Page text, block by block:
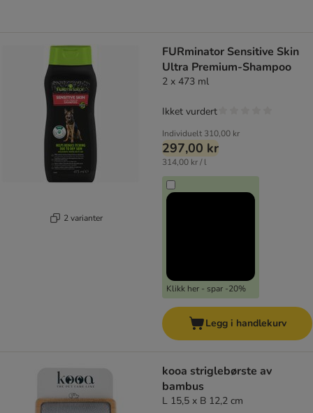
2 varianter
FURminator Sensitive Skin
Ultra Premium-Shampoo
2 x 473 ml
Individuelt 310,00 kr
297,00 kr
314,00 kr / l
Klikk her - spar -20%
Ikket vurdert
Legg i handlekurv
kooa striglebørste av
bambus
L 15,5 x B 12,2 cm